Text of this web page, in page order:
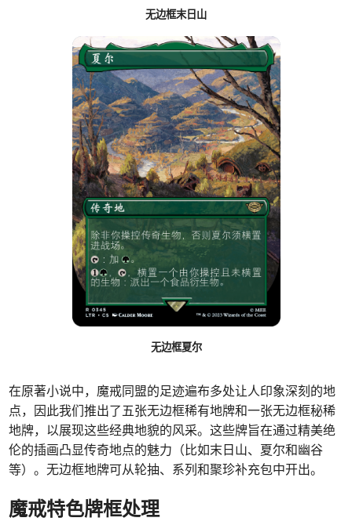
无边框末日山
无边框夏尔
在原著小说中，魔戒同盟的足迹遍布多处让人印象深刻的地
点，因此我们推出了五张无边框稀有地牌和一张无边框秘稀
地牌，以展现这些经典地貌的风采。这些牌旨在通过精美绝
伦的插画凸显传奇地点的魅力（比如末日山、夏尔和幽谷
等）。无边框地牌可从轮抽、系列和聚珍补充包中开出。
魔戒特色牌框处理